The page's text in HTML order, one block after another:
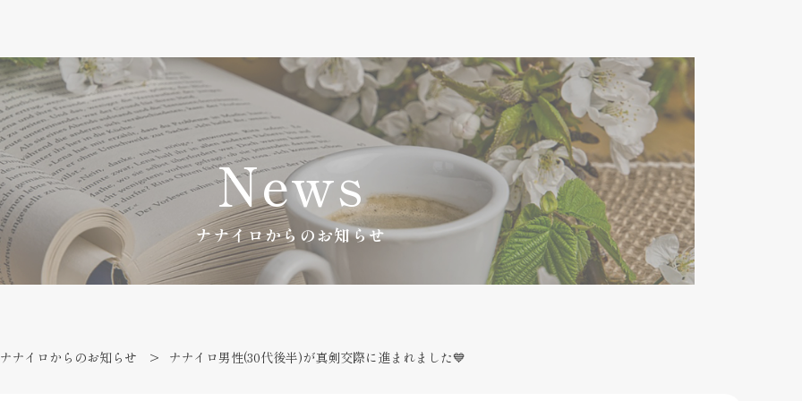
News
ナナイロからのお知らせ
ナナイロからのお知らせ ナナイロ男性(30代後半)が真剣交際に進まれました💙